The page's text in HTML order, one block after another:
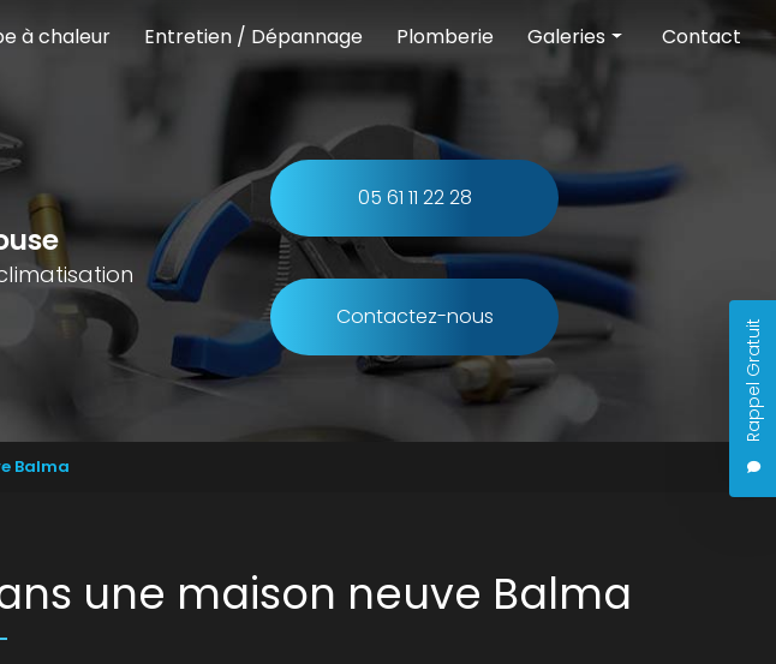
Rappel Gratuit
à chaleur Entretien / Dépannage Plomberie Galeries
Pompe à chaleur
Entretien et dépannage
Plomberie
Contact
05 61 11 22 28
Contactez-nous
Balma
une maison neuve Balma